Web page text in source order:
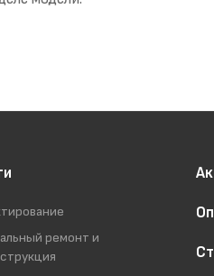
ремонт и